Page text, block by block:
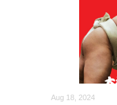
Aug 18, 2024